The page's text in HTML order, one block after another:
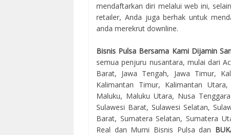
mendaftarkan diri melalui web ini,
retailer, Anda juga berhak untuk
anda merekrut downline.
Bisnis Pulsa Bersama Kami Dijamin
semua penjuru nusantara, mulai dari
Barat, Jawa Tengah, Jawa Timur,
Kalimantan Timur, Kalimantan
Maluku, Maluku Utara, Nusa
Sulawesi Barat, Sulawesi Selatan,
Barat, Sumatera Selatan, Sumatera
Real dan Murni Bisnis Pulsa dan